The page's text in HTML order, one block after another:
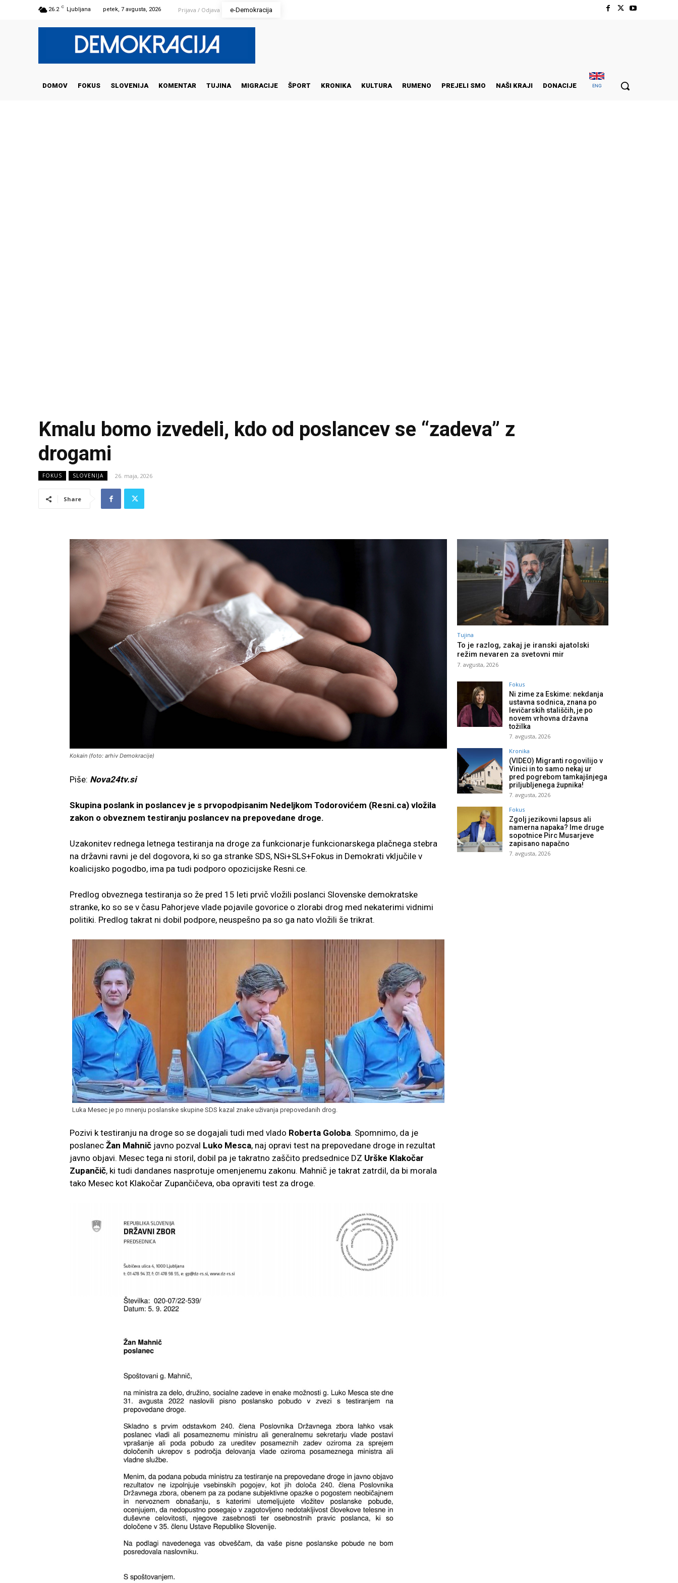
26.2 C Ljubljana petek, 7 avgusta, 2026 Prijava / Odjava e-Demokracija
DOMOV FOKUS SLOVENIJA KOMENTAR TUJINA MIGRACIJE ŠPORT KRONIKA KULTURA RUMENO PREJELI SMO NAŠI KRAJI DONACIJE ENG
Kmalu bomo izvedeli, kdo od poslancev se “zadeva” z
drogami
FOKUS SLOVENIJA 26. maja, 2026
Share
Kokain (foto: arhiv Demokracije)
Piše: Nova24tv.si
Skupina poslank in poslancev je s prvopodpisanim Nedeljkom Todorovićem (Resni.ca) vložila
zakon o obveznem testiranju poslancev na prepovedane droge.
Uzakonitev rednega letnega testiranja na droge za funkcionarje funkcionarskega plačnega stebra
na državni ravni je del dogovora, ki so ga stranke SDS, NSi+SLS+Fokus in Demokrati vključile v
koalicijsko pogodbo, ima pa tudi podporo opozicijske Resni.ce.
Predlog obveznega testiranja so že pred 15 leti prvič vložili poslanci Slovenske demokratske
stranke, ko so se v času Pahorjeve vlade pojavile govorice o zlorabi drog med nekaterimi vidnimi
politiki. Predlog takrat ni dobil podpore, neuspešno pa so ga nato vložili še trikrat.
Luka Mesec je po mnenju poslanske skupine SDS kazal znake uživanja prepovedanih drog.
Pozivi k testiranju na droge so se dogajali tudi med vlado Roberta Goloba. Spomnimo, da je
poslanec Žan Mahnič javno pozval Luko Mesca, naj opravi test na prepovedane droge in rezultat
javno objavi. Mesec tega ni storil, dobil pa je takratno zaščito predsednice DZ Urške Klakočar
Zupančič, ki tudi dandanes nasprotuje omenjenemu zakonu. Mahnič je takrat zatrdil, da bi morala
tako Mesec kot Klakočar Zupančičeva, oba opraviti test za droge.
Tujina
To je razlog, zakaj je iranski ajatolski
režim nevaren za svetovni mir
7. avgusta, 2026
Fokus
Ni zime za Eskime: nekdanja
ustavna sodnica, znana po
levičarskih stališčih, je po
novem vrhovna državna
tožilka
7. avgusta, 2026
Kronika
(VIDEO) Migranti rogovilijo v
Vinici in to samo nekaj ur
pred pogrebom tamkajšnjega
priljubljenega župnika!
7. avgusta, 2026
Fokus
Zgolj jezikovni lapsus ali
namerna napaka? Ime druge
sopotnice Pirc Musarjeve
zapisano napačno
7. avgusta, 2026